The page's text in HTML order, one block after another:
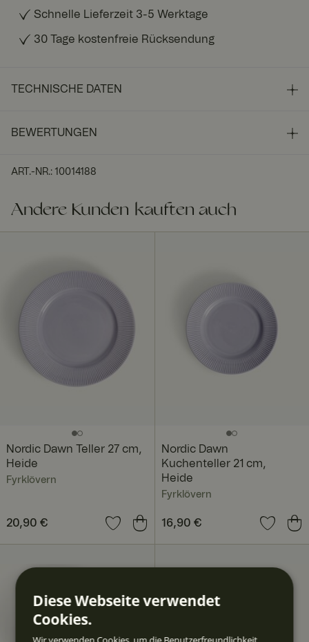
Schnelle Lieferzeit 3-5 Werktage
30 Tage kostenfreie Rücksendung
TECHNISCHE DATEN
BEWERTUNGEN
ART.-NR.: 10014188
Andere Kunden kauften auch
Nordic Dawn Teller 27 cm,
Heide
Fyrklövern
Preis: 20,90 €
20,90 €
Nordic Dawn
Kuchenteller 21 cm,
Heide
Fyrklövern
Preis:16,90 €
16,90 €
Diese Webseite verwendet
Cookies.